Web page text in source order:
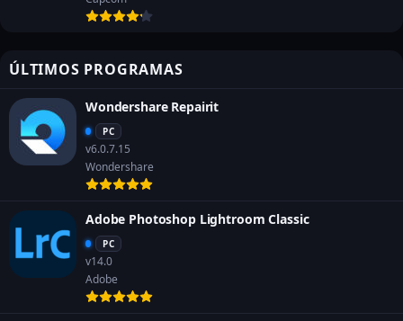
ÚLTIMOS PROGRAMAS
Wondershare Repairit
PC
v6.0.7.15
Wondershare
Adobe Photoshop Lightroom Classic
PC
v14.0
Adobe